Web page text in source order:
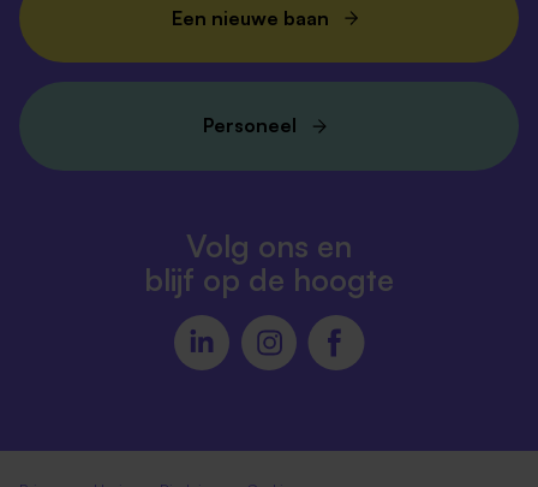
Een nieuwe baan
Personeel
Volg ons en
blijf op de hoogte